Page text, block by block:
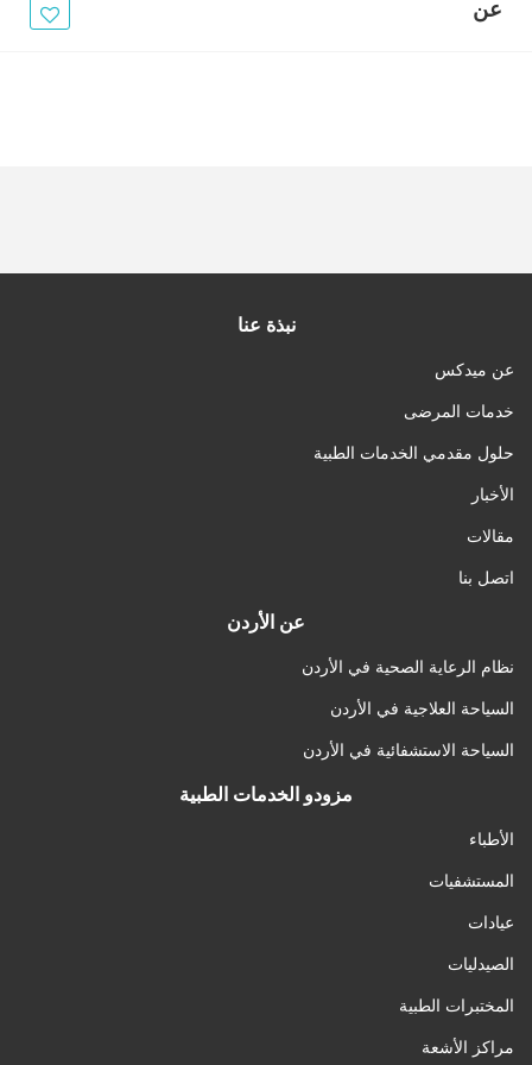
عن
نبذة عنا
عن ميدكس
خدمات المرضى
حلول مقدمي الخدمات الطبية
الأخبار
مقالات
اتصل بنا
عن الأردن
نظام الرعاية الصحية في الأردن
السياحة العلاجية في الأردن
السياحة الاستشفائية في الأردن
مزودو الخدمات الطبية
الأطباء
المستشفيات
عيادات
الصيدليات
المختبرات الطبية
مراكز الأشعة